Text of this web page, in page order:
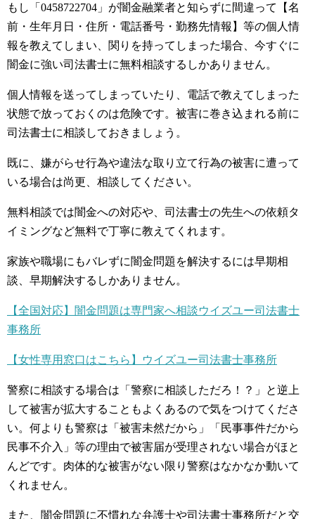
もし「0458722704」が闇金融業者と知らずに間違って【名
前・生年月日・住所・電話番号・勤務先情報】等の個人情
報を教えてしまい、関りを持ってしまった場合、今すぐに
闇金に強い司法書士に無料相談するしかありません。
個人情報を送ってしまっていたり、電話で教えてしまった
状態で放っておくのは危険です。被害に巻き込まれる前に
司法書士に相談しておきましょう。
既に、嫌がらせ行為や違法な取り立て行為の被害に遭って
いる場合は尚更、相談してください。
無料相談では闇金への対応や、司法書士の先生への依頼タ
イミングなど無料で丁寧に教えてくれます。
家族や職場にもバレずに闇金問題を解決するには早期相
談、早期解決するしかありません。
【全国対応】闇金問題は専門家へ相談ウイズユー司法書士
事務所
【女性専用窓口はこちら】ウイズユー司法書士事務所
警察に相談する場合は「警察に相談しただろ！？」と逆上
して被害が拡大することもよくあるので気をつけてくださ
い。何よりも警察は「被害未然だから」「民事事件だから
民事不介入」等の理由で被害届が受理されない場合がほと
んどです。肉体的な被害がない限り警察はなかなか動いて
くれません。
また、闇金問題に不慣れな弁護士や司法書士事務所だと交